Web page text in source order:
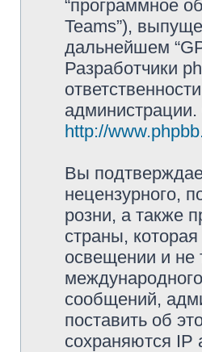
“программное
Teams”),
дальнейшем
Разработчики
http://
Вы
нецензурного,
розни, а также
страны,
освещении и не
сообщений,
поставить об
сохраняются IP